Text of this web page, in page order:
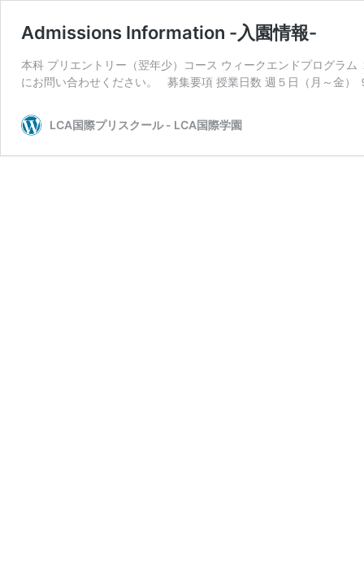
Admissions Information -入園情報-
本科 プリエントリー（翌年少）コース ウィークエンドプログラ
にお問い合わせください。 募集要項 授業日数 週５日（月～金
LCA国際プリスクール - LCA国際学園